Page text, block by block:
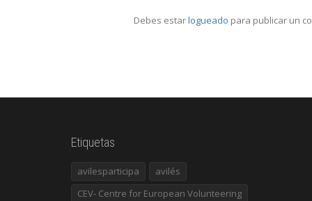
Debes estarlogueado para publicar un
Etiquetas
avilesparticipa
avilés
CEV- Centre for European Volunteering